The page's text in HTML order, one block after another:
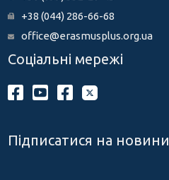
+38 (044) 286-66-68
office@erasmusplus.org.ua
Соціальні мережі
Підписатися на новини